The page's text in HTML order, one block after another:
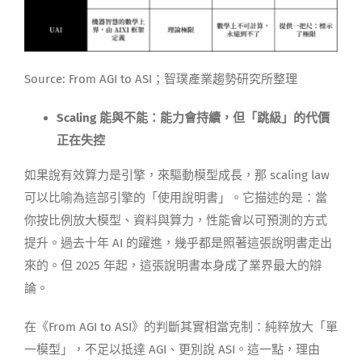
Source: From AGI to ASI；智璞產業趨勢研究所整理
Scaling 能與不能：能力會持續，但「跳級」的代價
正在失控
如果說有效算力是引擎，來驅動模型成長，那 scaling law
可以比喻為這部引擎的「使用說明書」。它描述的是：當
你按比例放大模型、資料與算力，性能會以可預測的方式
提升。過去十年 AI 的躍進，幾乎都是照著這張說明書走出
來的。但 2025 年起，這張說明書本身成了業界最大的辯
論。
在《From AGI to ASI》的判斷其實相當克制：純粹放大「單
一模型」，不足以抵達 AGI、更別說 ASI。這一點，理由